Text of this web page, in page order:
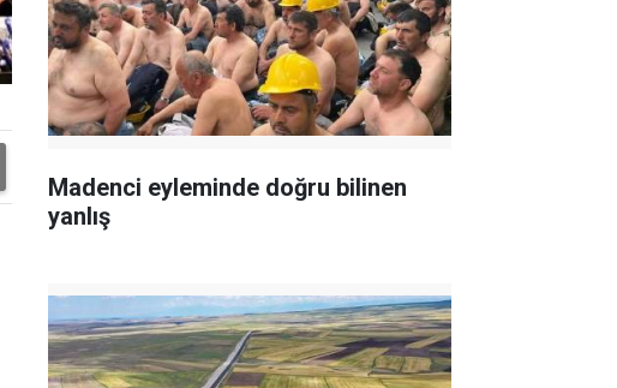
Madenci eyleminde doğru bilinen
yanlış